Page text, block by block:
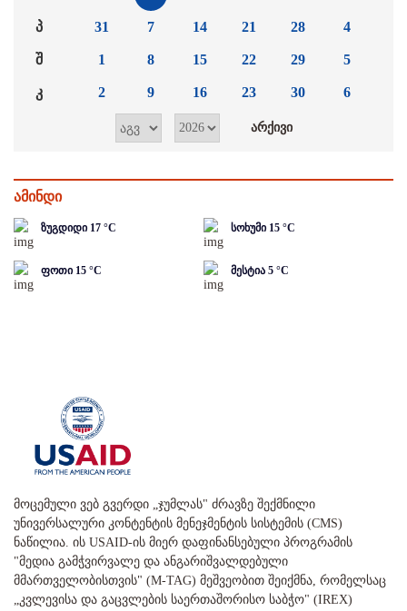
პ
შ
კ
31
1
2
7
8
9
14
15
16
21
22
23
28
29
30
4
5
6
ამინდი
ზუგდიდი 17 °C სოხუმი 15 °C
ფოთი 15 °C მესტია 5 °C
მოცემული ვებ გვერდი „ჯუმლას" ძრავზე შექმნილი
უნივერსალური კონტენტის მენეჯმენტის სისტემის (CMS)
ნაწილია. ის USAID-ის მიერ დაფინანსებული პროგრამის
"მედია გამჭვირვალე და ანგარიშვალდებული
მმართველობისთვის" (M-TAG) მეშვეობით შეიქმნა, რომელსაც
„კვლევისა და გაცვლების საერთაშორისო საბჭო" (IREX)